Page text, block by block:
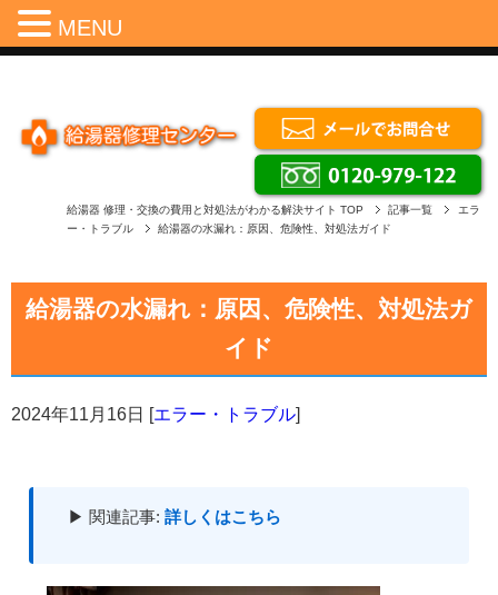
給湯器 修理・交換の費用と対処法がわかる解決サイト TOP 記事一覧
エラ
ー・トラブル
給湯器の水漏れ：原因、危険性、対処法ガイド
給湯器の水漏れ：原因、危険性、対処法ガ
イド
2024年11月16日 エラー・トラブル
▶ 関連記事: 詳しくはこちら
MENU
Menu